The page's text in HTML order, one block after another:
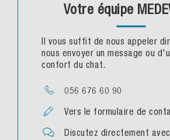
Votre équipe
Il vous suffit de nous appeler
nous envoyer un message ou
confort du chat.
056 676 60 90
Vers le formulaire de
Discutez directement